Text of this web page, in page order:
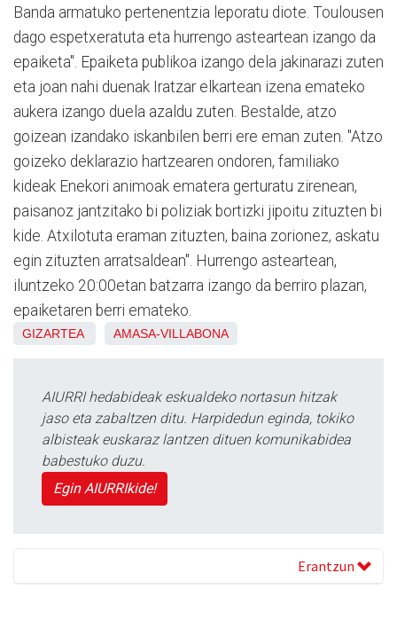
Banda armatuko pertenentzia leporatu diote. Toulousen
dago espetxeratuta eta hurrengo asteartean izango da
epaiketa". Epaiketa publikoa izango dela jakinarazi zuten
eta joan nahi duenak Iratzar elkartean izena emateko
aukera izango duela azaldu zuten. Bestalde, atzo
goizean izandako iskanbilen berri ere eman zuten. "Atzo
goizeko deklarazio hartzearen ondoren, familiako
kideak Enekori animoak ematera gerturatu zirenean,
paisanoz jantzitako bi poliziak bortizki jipoitu zituzten bi
kide. Atxilotuta eraman zituzten, baina zorionez, askatu
egin zituzten arratsaldean". Hurrengo asteartean,
iluntzeko 20:00etan batzarra izango da berriro plazan,
epaiketaren berri emateko.
GIZARTEA AMASA-VILLABONA
AIURRI hedabideak eskualdeko nortasun hitzak
jaso eta zabaltzen ditu. Harpidedun eginda, tokiko
albisteak euskaraz lantzen dituen komunikabidea
babestuko duzu.
Egin AIURRIkide!
Erantzun